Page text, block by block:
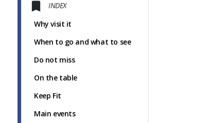
INDEX
Why visit it
When to go and what to see
Do not miss
On the table
Keep Fit
Main events